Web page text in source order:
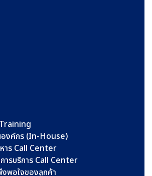
องค์กร (In-House)
าร Call Center
ารบริการ Call Center
พอใจของลูกค้า